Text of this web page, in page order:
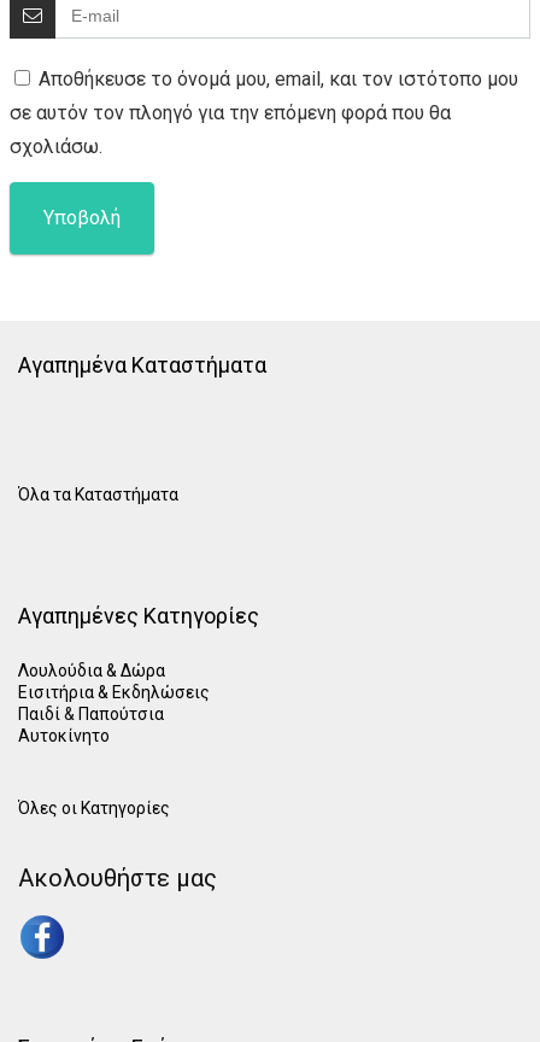
Αποθήκευσε το όνομά μου, email, και τον ιστότοπο μου
σε αυτόν τον πλοηγό για την επόμενη φορά που θα
σχολιάσω.
Αγαπημένα Καταστήματα
Όλα τα Καταστήματα
Αγαπημένες Κατηγορίες
Λουλούδια & Δώρα
Εισιτήρια & Εκδηλώσεις
Παιδί & Παπούτσια
Αυτοκίνητο
Όλες οι Κατηγορίες
Ακολουθήστε μας